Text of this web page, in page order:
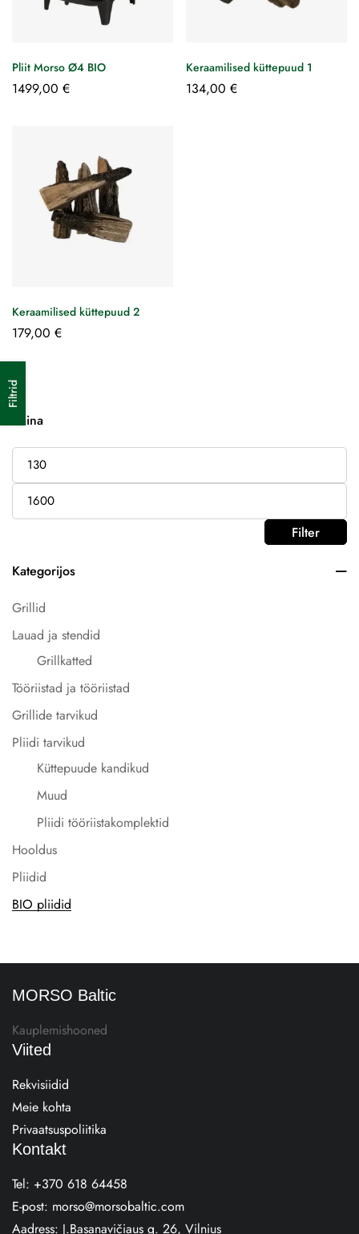
Kaina
Filter
Kategorijos
Grillid
Lauad ja stendid
Grillkatted
Tööriistad ja tööriistad
Grillide tarvikud
Pliidi tarvikud
Küttepuude kandikud
Muud
Pliidi tööriistakomplektid
Hooldus
Pliidid
BIO pliidid
Filtrid
Pliit Morso Ø4 BIO
1499,00 €
Keraamilised küttepuud 1
134,00 €
Keraamilised küttepuud 2
179,00 €
MORSO Baltic
Kauplemishooned
Viited
Rekvisiidid
Meie kohta
Privaatsuspoliitika
Kontakt
Tel: +370 618 64458
E-post: morso@morsobaltic.com
Aadress: J.Basanavičiaus g. 26, Vilnius